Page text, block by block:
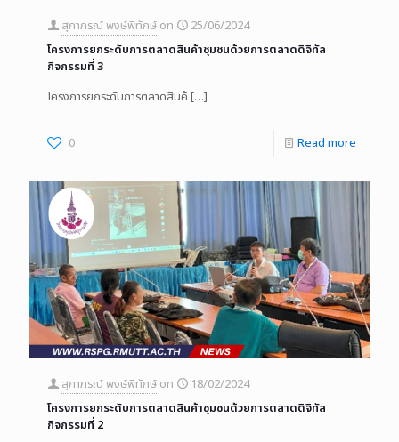
สุภาภรณ์ พงษ์พิทักษ์ on
25/06/2024
โครงการยกระดับการตลาดสินค้าชุมชนด้วยการตลาดดิจิทัล
กิจกรรมที่ 3
โครงการยกระดับการตลาดสินค้ […]
0 Read more
สุภาภรณ์ พงษ์พิทักษ์ on
18/02/2024
โครงการยกระดับการตลาดสินค้าชุมชนด้วยการตลาดดิจิทัล
กิจกรรมที่ 2